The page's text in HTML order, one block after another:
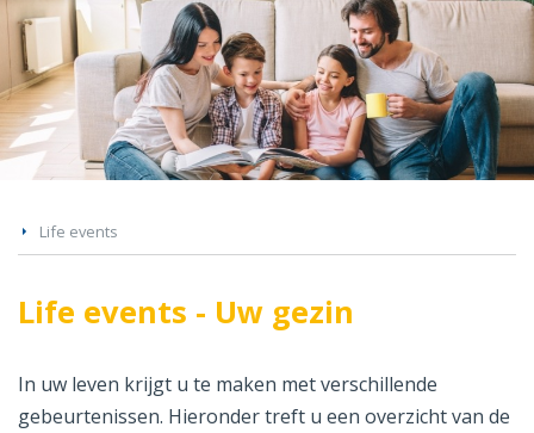
Life events
Life events - Uw gezin
In uw leven krijgt u te maken met verschillende
gebeurtenissen. Hieronder treft u een overzicht van de